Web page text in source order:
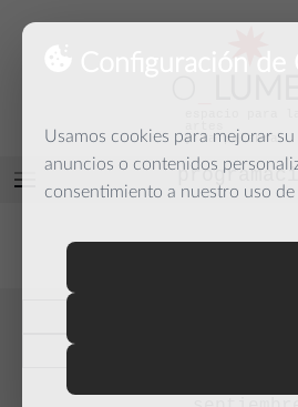
Configuración de
Usamos cookies para mejorar
anuncios o contenidos
consentimiento a nuestro uso
y la palabra